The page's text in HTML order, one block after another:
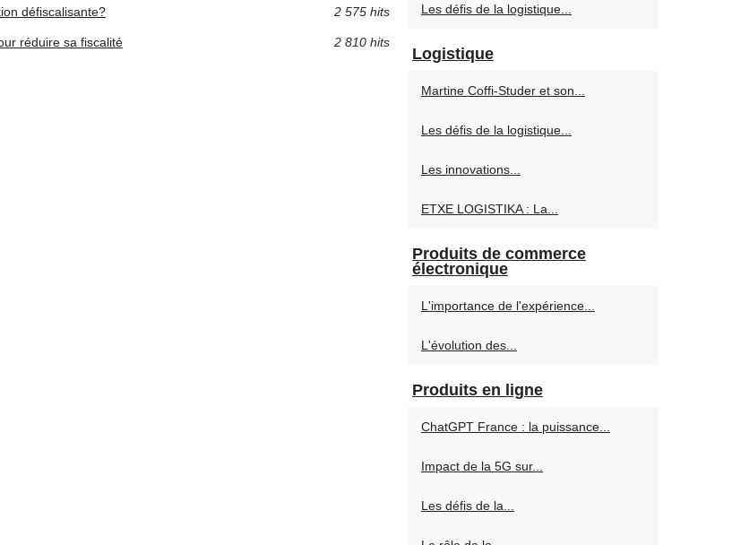
défiscalisante? 2 575 hits
réduire sa fiscalité 2 810 hits
Les défis de la logistique...
Logistique
Martine Coffi-Studer et son...
Les défis de la logistique...
Les innovations...
ETXE LOGISTIKA : La...
Produits de commerce
électronique
L'importance de l'expérience...
L'évolution des...
Produits en ligne
ChatGPT France : la puissance...
Impact de la 5G sur...
Les défis de la...